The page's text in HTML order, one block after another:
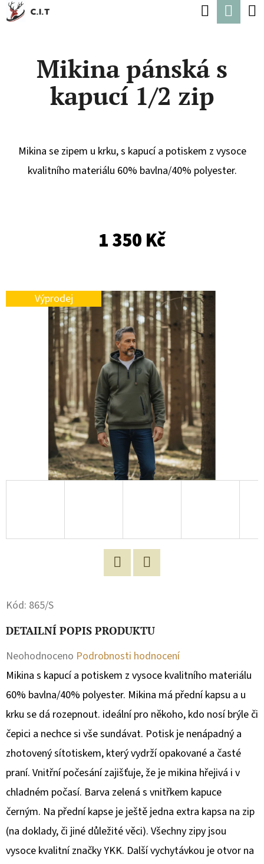
Přejít
Hledat
Mikina pánská s
kapucí 1/2 zip
Mikina se zipem u krku, s kapucí a potiskem z vysoce
kvalitního materiálu 60% bavlna/40% polyester.
1 350 Kč
Výprodej
Kód: 865/S
DETAILNÍ POPIS PRODUKTU
Průměrné
hodnocení
produktu
je
0,0
z
5
hvězdiček.
Neohodnoceno Podrobnosti hodnocení
Mikina s kapucí a potiskem z vysoce kvalitního materiálu
60% bavlna/40% polyester. Mikina má přední kapsu a u
krku se dá rozepnout. ideální pro někoho, kdo nosí brýle či
čepici a nechce si vše sundávat. Potisk je nenápadný a
zhotovený sítotiskem, který vydrží opakované a časté
praní. Vnitřní počesání zajišťuje, že je mikina hřejivá i v
chladném počasí. Barva zelená s vnitřkem kapuce
černým. Na přední kapse je ještě jedna extra kapsa na zip
(na doklady, či jiné důležité věci). Všechny zipy jsou
vysoce kvalitní značky YKK. Další vychytávkou je otvor na
K
O
T
E
O
U
Č
U
J
E
M
E
MIKINA
S
KAPUCÍ
NA
ZIP
1
690
Kč